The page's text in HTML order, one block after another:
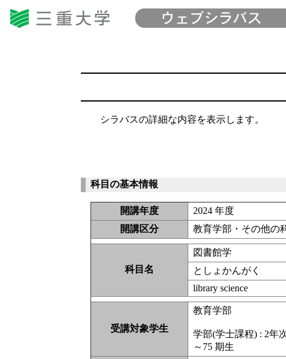
シラバスの詳細な内容を表示します。
科目の基本情報
開講年度
2024 年度
開講区分
教育学部・その他の
科目名
図書館学
としょかんがく
library science
受講対象学生
教育学部
学部(学士課程) : 2年
～75 期生